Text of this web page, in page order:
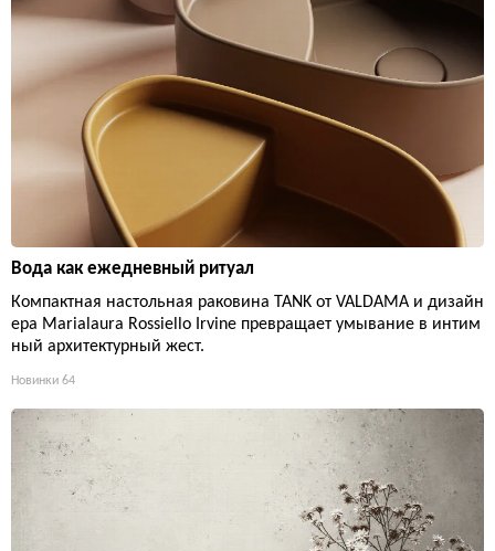
Вода как ежедневный ритуал
Компактная настольная раковина TANK от VALDAMA и дизайн
ера Marialaura Rossiello Irvine превращает умывание в интим
ный архитектурный жест.
Новинки 64